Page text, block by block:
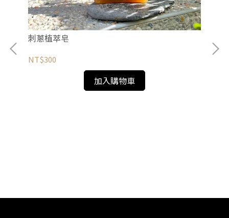
刺蔥植萃皂
NT$300
加入購物車